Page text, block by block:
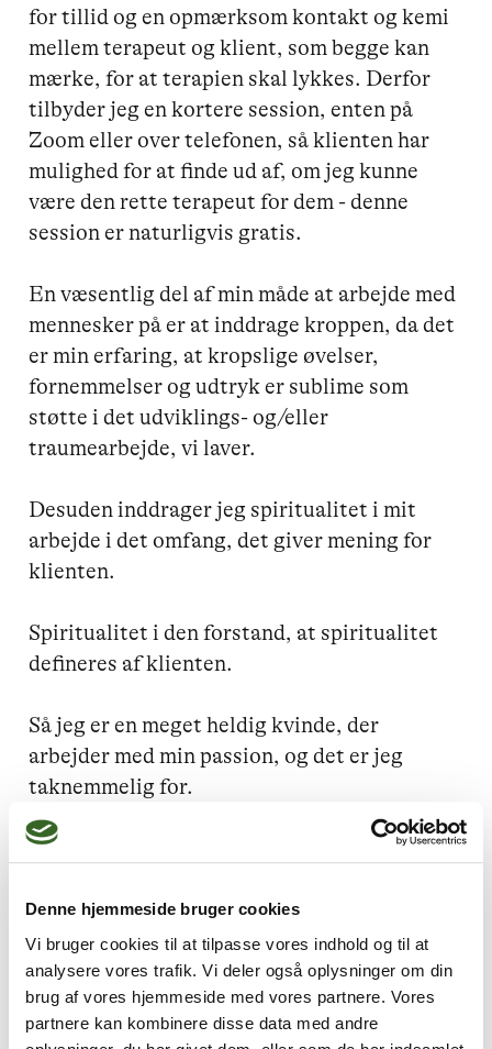
Denne hjemmeside bruger cookies
Vi bruger cookies til at tilpasse vores indhold og til at
analysere vores trafik. Vi deler også oplysninger om din
brug af vores hjemmeside med vores partnere. Vores
partnere kan kombinere disse data med andre
for tillid og en opmærksom kontakt og kemi
mellem terapeut og klient, som begge kan
mærke, for at terapien skal lykkes. Derfor
tilbyder jeg en kortere session, enten på
Zoom eller over telefonen, så klienten har
mulighed for at finde ud af, om jeg kunne
være den rette terapeut for dem - denne
session er naturligvis gratis.
En væsentlig del af min måde at arbejde med
mennesker på er at inddrage kroppen, da det
er min erfaring, at kropslige øvelser,
fornemmelser og udtryk er sublime som
støtte i det udviklings- og/eller
traumearbejde, vi laver.
Desuden inddrager jeg spiritualitet i mit
arbejde i det omfang, det giver mening for
klienten.
Spiritualitet i den forstand, at spiritualitet
defineres af klienten.
Så jeg er en meget heldig kvinde, der
arbejder med min passion, og det er jeg
taknemmelig for.
English text:
I am a Bodynamic therapist
My focus in my work is the connection
between the client and me.